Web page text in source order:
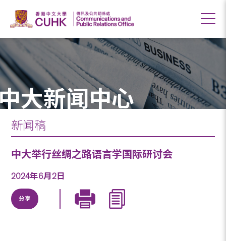
大新闻中心
新闻稿
中大举行丝绸之路语言学国际研讨会
2024年6月2日
分享